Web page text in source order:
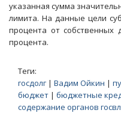
указанная сумма
лимита. На данные цели
процента от собственных
процента.
Теги:
госдолг | Вадим Ойкин |
бюджет | бюджетные
содержание органов